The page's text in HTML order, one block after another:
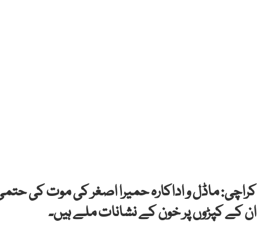
کراچی: ماڈل و اداکارہ حمیرا اصغر کی موت کی
ان کے کپڑوں پر خون کے نشانات ملے ہیں۔